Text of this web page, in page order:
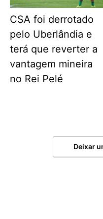
CSA foi derrotado
pelo Uberlândia e
terá que reverter a
vantagem mineira
no Rei Pelé
Deixar